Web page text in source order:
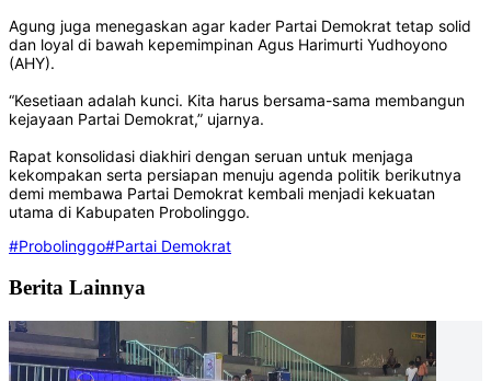
Agung juga menegaskan agar kader Partai Demokrat tetap solid
dan loyal di bawah kepemimpinan Agus Harimurti Yudhoyono
(AHY).
“Kesetiaan adalah kunci. Kita harus bersama-sama membangun
kejayaan Partai Demokrat,” ujarnya.
Rapat konsolidasi diakhiri dengan seruan untuk menjaga
kekompakan serta persiapan menuju agenda politik berikutnya
demi membawa Partai Demokrat kembali menjadi kekuatan
utama di Kabupaten Probolinggo.
#Probolinggo#Partai Demokrat
Berita Lainnya